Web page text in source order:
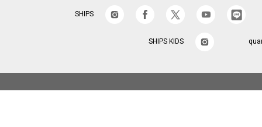
SHIPS
SHIPS KIDS